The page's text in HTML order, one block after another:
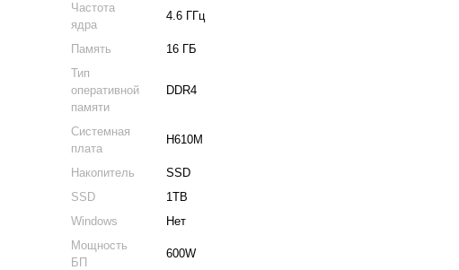
Частота
ядра
4.6 ГГц
Память
16 ГБ
Тип
оперативной
памяти
DDR4
Системная
плата
H610M
Накопитель
SSD
SSD
1TB
Windows
Нет
Мощность
БП
600W